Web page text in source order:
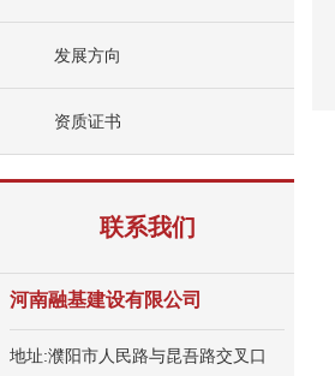
发展方向
资质证书
联系我们
河南融基建设有限公司
地址:濮阳市人民路与昆吾路交叉口